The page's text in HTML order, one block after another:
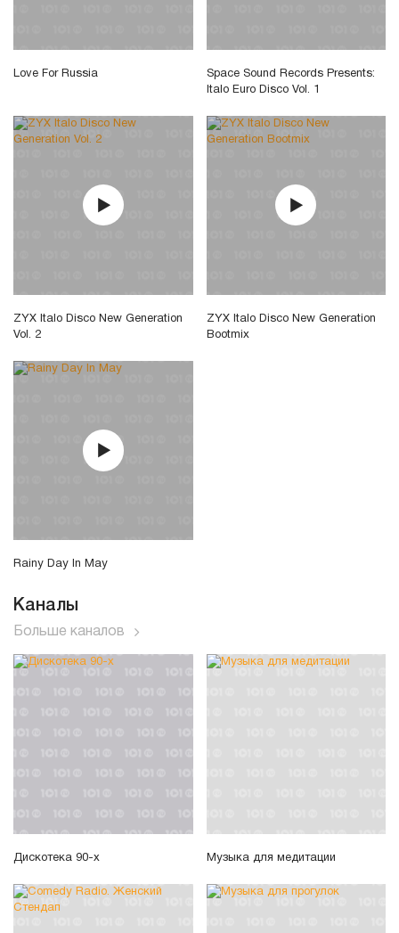
Love For Russia
Space Sound Records Presents:
Italo Euro Disco Vol. 1
ZYX Italo Disco New Generation
Vol. 2
ZYX Italo Disco New Generation
Bootmix
Rainy Day In May
Каналы
Больше каналов
Дискотека 90-х Музыка для медитации